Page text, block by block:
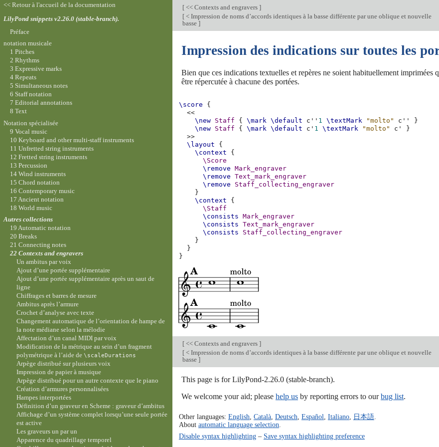
[ << Contexts and engravers ]
[ < Impression de noms d’accords identiques à la basse différente par une oblique et nouvelle
basse ]
Impression des indications sur toutes les
Bien que ces indications textuelles et repères ne soient habituellement imprimées
être répercutée à chacune des portées.
\score
{
<<
\new Staff { \mark \default c'' 1 \textMark "molto" c''
}
\new Staff { \mark \default c' 1 \textMark "molto" c'
}
>>
\layout
{
\context
{
\Score
\remove
Mark_engraver
\remove
Text_mark_engraver
\remove
Staff_collecting_engraver
}
\context
{
\Staff
\consists
Mark_engraver
\consists
Text_mark_engraver
\consists
Staff_collecting_engraver
}
}
}
[ << Contexts and engravers ]
[ < Impression de noms d’accords identiques à la basse différente par une oblique et nouvelle
basse ]
This page is for LilyPond-2.26.0 (stable-branch).
We welcome your aid; please help us by reporting errors to ourbug list.
Other languages: English Català, Deutsch Español Italiano, 日本語.
About automatic language selection
Disable syntax highlighting– Save syntax highlighting preference
<< Retour à l'accueil de la documentation
LilyPond snippets v2.26.0 (stable-branch).
Préface
notation musicale
1 Pitches
2 Rhythms
3 Expressive marks
4 Repeats
5 Simultaneous notes
6 Staff notation
7 Editorial annotations
8 Text
Notation spécialisée
9 Vocal music
10 Keyboard and other multi-staff instruments
11 Unfretted string instruments
12 Fretted string instruments
13 Percussion
14 Wind instruments
15 Chord notation
16 Contemporary music
17 Ancient notation
18 World music
Autres collections
19 Automatic notation
20 Breaks
21 Connecting notes
22 Contexts and engravers
Un ambitus par voix
Ajout d’une portée supplémentaire
Ajout d’une portée supplémentaire après un saut de
ligne
Chiffrages et barres de mesure
Ambitus après l’armure
Crochet d’analyse avec texte
Changement automatique de l’orientation de hampe de
la note médiane selon la mélodie
Affectation d’un canal MIDI par voix
Modification de la métrique au sein d’un fragment
polymétrique à l’aide de\scaleDurations
Arpège distribué sur plusieurs voix
Impression de papier à musique
Arpège distribué pour un autre contexte que le piano
Création d’armures personnalisées
Hampes interportées
Définition d’un graveur en Scheme : graveur d’ambitus
Affichage d’un système complet lorsqu’une seule portée
est active
Les graveurs un par un
Apparence du quadrillage temporel